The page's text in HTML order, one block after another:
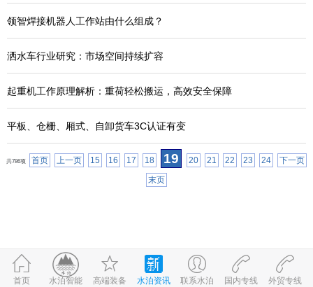
领智焊接机器人工作站由什么组成？
洒水车行业研究：市场空间持续扩容
起重机工作原理解析：重荷轻松搬运，高效安全保障
平板、仓栅、厢式、自卸货车3C认证有变
共786项 首页 上一页 15 16 17 18 19 20 21 22 23 24
下一页
末页
©2017-2026水泊智能 鲁ICP备09059980号-1 鲁公网安备 37083202370898号
首页 水泊智能 高端装备 水泊资讯 联系水泊 国内专线 外贸专线